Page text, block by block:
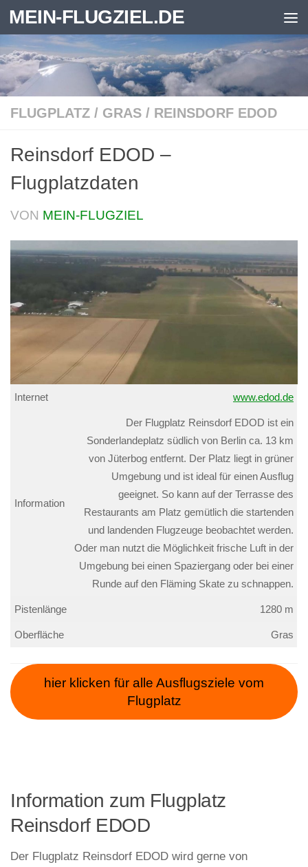
Zum Inhalt springen
MEIN-FLUGZIEL.DE
FLUGPLATZ / GRAS / REINSDORF EDOD
Reinsdorf EDOD –
Flugplatzdaten
VON MEIN-FLUGZIEL
Internet www.edod.de
Information
Der Flugplatz Reinsdorf EDOD ist ein
Sonderlandeplatz südlich von Berlin ca. 13 km
von Jüterbog entfernt. Der Platz liegt in grüner
Umgebung und ist ideal für einen Ausflug
geeignet. So kann auf der Terrasse des
Restaurants am Platz gemütlich die startenden
und landenden Flugzeuge beobachtet werden.
Oder man nutzt die Möglichkeit frische Luft in der
Umgebung bei einen Spaziergang oder bei einer
Runde auf den Fläming Skate zu schnappen.
Pistenlänge 1280 m
Oberfläche Gras
hier klicken für alle Ausflugsziele vom
Flugplatz
Information zum Flugplatz
Reinsdorf EDOD
Der Flugplatz Reinsdorf EDOD wird gerne von